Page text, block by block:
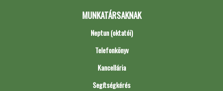
MUNKATÁRSAKNAK
Neptun (oktatói)
Telefonkönyv
Kancellária
Segítségkérés